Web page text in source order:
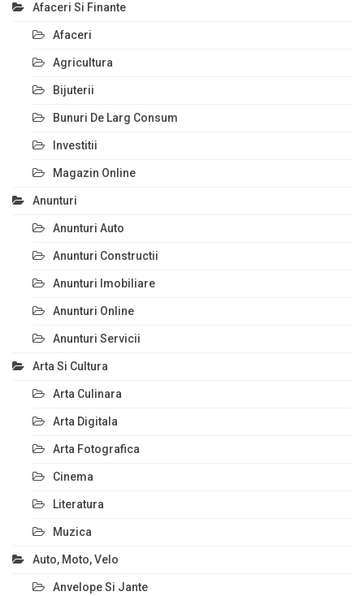
Afaceri Si Finante
Afaceri
Agricultura
Bijuterii
Bunuri De Larg Consum
Investitii
Magazin Online
Anunturi
Anunturi Auto
Anunturi Constructii
Anunturi Imobiliare
Anunturi Online
Anunturi Servicii
Arta Si Cultura
Arta Culinara
Arta Digitala
Arta Fotografica
Cinema
Literatura
Muzica
Auto, Moto, Velo
Anvelope Si Jante